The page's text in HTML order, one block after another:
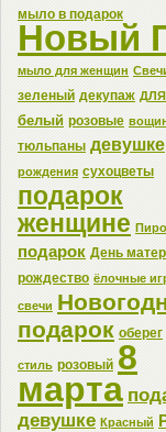
мыло в подарок
Новый
мыло для женщин
зеленый декупаж
белый розовые
тюльпаны девушке
рождения сухоцветы
подарок
женщине
подарок День
рождество ёлочные
свечи
подарок оберег
стиль розовый 8
марта
девушке Красный